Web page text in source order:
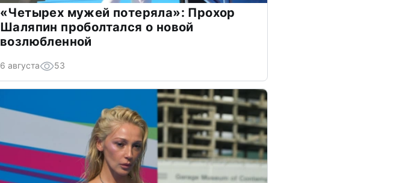
«Четырех мужей потеряла»: Прохор
Шаляпин проболтался о новой
возлюбленной
6 августа 53